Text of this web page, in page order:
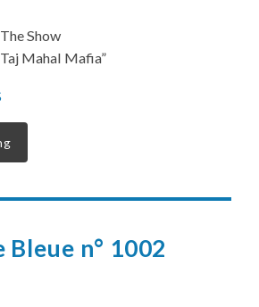
Show
Mahal Mafia”
Bleue n° 1002